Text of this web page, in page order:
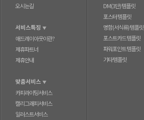
오시는길
서비스특징 ▼
애드레이아웃이란?
제휴파트너
제휴안내
맞춤서비스 ▼
카피라이팅서비스
캘리그래피서비스
일러스트서비스
DM(3단) 템플릿
포스터 템플릿
명함(서식류) 템플릿
포스트카드 템플릿
파워포인트 템플릿
기타 템플릿